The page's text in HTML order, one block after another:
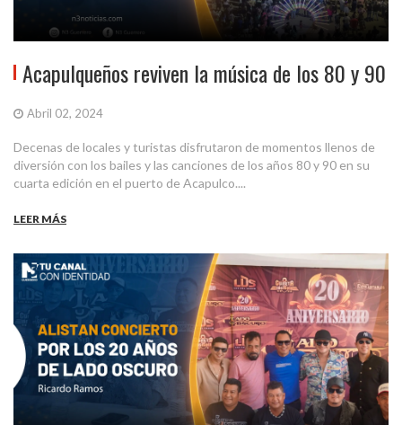
Acapulqueños reviven la música de los 80 y 90
Abril 02, 2024
Decenas de locales y turistas disfrutaron de momentos llenos de
diversión con los bailes y las canciones de los años 80 y 90 en su
cuarta edición en el puerto de Acapulco....
LEER MÁS